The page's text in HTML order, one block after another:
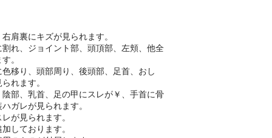
肩裏にキズが見られます。
割れ、ジョイント部、頭頂部、左頬、他全
。
色移り、頭部周り、後頭部、足首、おし
れます。
陰部、乳首、足の甲にスレが￥、手首に骨
ガレが見られます。
が見られます。
しております。